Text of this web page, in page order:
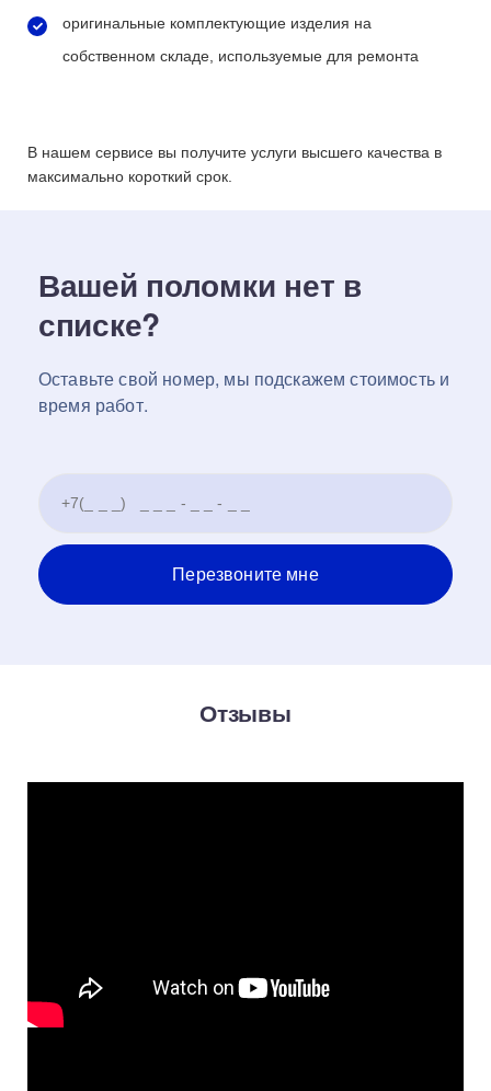
оригинальные комплектующие изделия на
собственном складе, используемые для ремонта
В нашем сервисе вы получите услуги высшего качества в
максимально короткий срок.
Вашей поломки нет в
списке?
Оставьте свой номер, мы подскажем стоимость и
время работ.
Отзывы